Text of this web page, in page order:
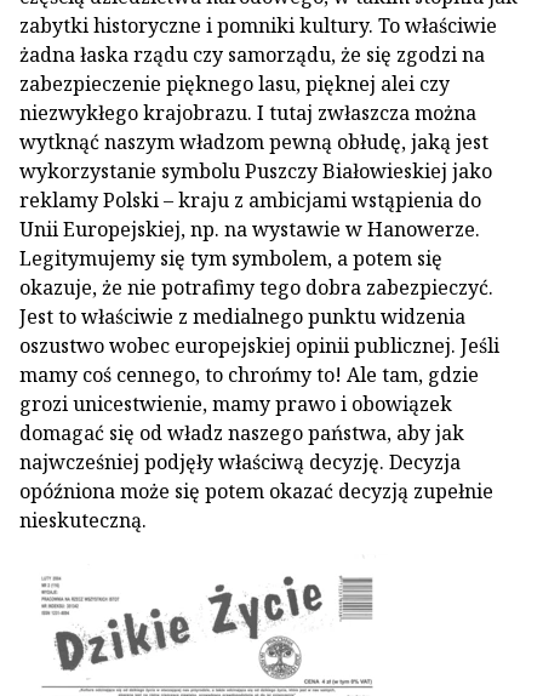
zabytki historyczne i pomniki kultury. To właściwie
żadna łaska rządu czy samorządu, że się zgodzi na
zabezpieczenie pięknego lasu, pięknej alei czy
niezwykłego krajobrazu. I tutaj zwłaszcza można
wytknąć naszym władzom pewną obłudę, jaką jest
wykorzystanie symbolu Puszczy Białowieskiej jako
reklamy Polski – kraju z ambicjami wstąpienia do
Unii Europejskiej, np. na wystawie w Hanowerze.
Legitymujemy się tym symbolem, a potem się
okazuje, że nie potrafimy tego dobra zabezpieczyć.
Jest to właściwie z medialnego punktu widzenia
oszustwo wobec europejskiej opinii publicznej. Jeśli
mamy coś cennego, to chrońmy to! Ale tam, gdzie
grozi unicestwienie, mamy prawo i obowiązek
domagać się od władz naszego państwa, aby jak
najwcześniej podjęły właściwą decyzję. Decyzja
opóźniona może się potem okazać decyzją zupełnie
nieskuteczną.